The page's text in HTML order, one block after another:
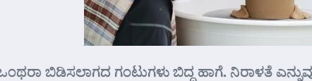
ಬಿಡಿಸಲಾಗದ ಗಂಟುಗಳು ಬಿದ್ದ ಹಾಗೆ. ನಿರಾಳತೆ